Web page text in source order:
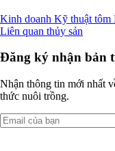
Kinh doanh Kỹ thuật tôm
Liên quan thủy sản
Đăng ký nhận bản
Nhận thông tin mới nhất
thức nuôi trồng.